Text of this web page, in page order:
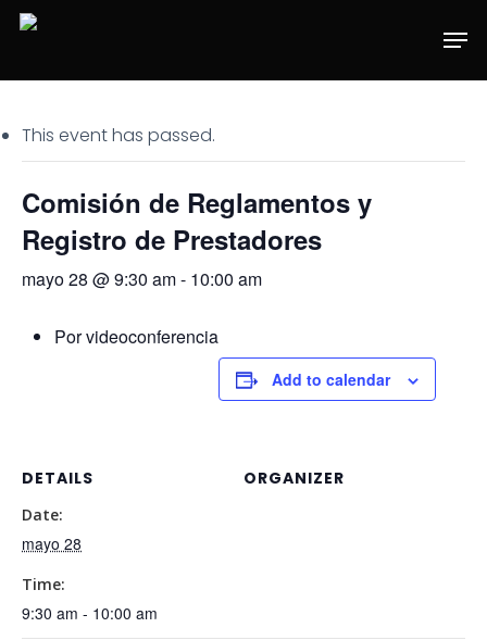
Skip
content
This event has passed.
Comisión de Reglamentos y
Registro de Prestadores
mayo 28 @ 9:30 am- 10:00 am
Por videoconferencia
Add to calendar
DETAILS
Date:
mayo 28
Time:
9:30 am - 10:00 am
ORGANIZER